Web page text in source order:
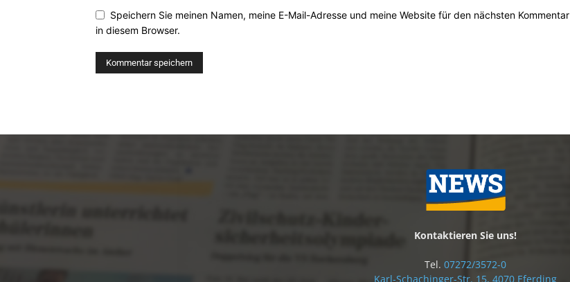
Speichern Sie meinen Namen, meine E-Mail-Adresse und meine Website für den nächsten Kommentar
in diesem Browser.
Kontaktieren Sie uns!
Tel. 07272/3572-0
Karl-Schachinger-Str. 15, 4070 Eferding